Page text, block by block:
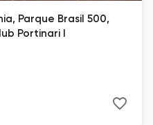
Parque Brasil 500,
Portinari l